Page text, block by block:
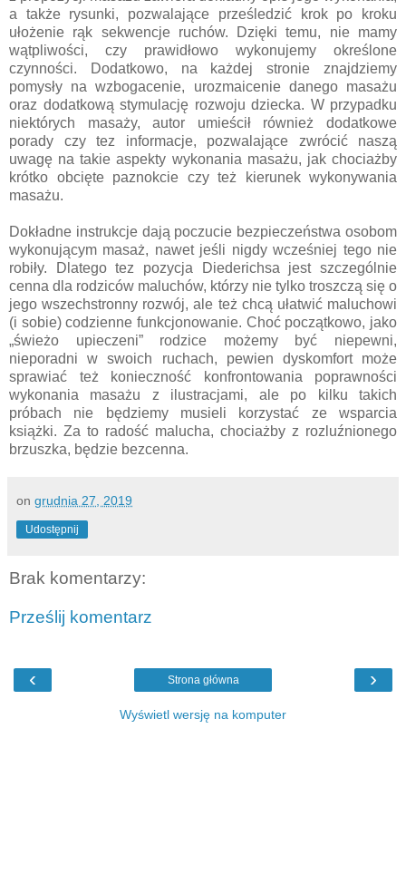
a także rysunki, pozwalające prześledzić krok po kroku
ułożenie rąk sekwencje ruchów. Dzięki temu, nie mamy
wątpliwości, czy prawidłowo wykonujemy określone
czynności. Dodatkowo, na każdej stronie znajdziemy
pomysły na wzbogacenie, urozmaicenie danego masażu
oraz dodatkową stymulację rozwoju dziecka. W przypadku
niektórych masaży, autor umieścił również dodatkowe
porady czy tez informacje, pozwalające zwrócić naszą
uwagę na takie aspekty wykonania masażu, jak chociażby
krótko obcięte paznokcie czy też kierunek wykonywania
masażu.
Dokładne instrukcje dają poczucie bezpieczeństwa osobom
wykonującym masaż, nawet jeśli nigdy wcześniej tego nie
robiły. Dlatego tez pozycja Diederichsa jest szczególnie
cenna dla rodziców maluchów, którzy nie tylko troszczą się o
jego wszechstronny rozwój, ale też chcą ułatwić maluchowi
(i sobie) codzienne funkcjonowanie. Choć początkowo, jako
„świeżo upieczeni” rodzice możemy być niepewni,
nieporadni w swoich ruchach, pewien dyskomfort może
sprawiać też konieczność konfrontowania poprawności
wykonania masażu z ilustracjami, ale po kilku takich
próbach nie będziemy musieli korzystać ze wsparcia
książki. Za to radość malucha, chociażby z rozluźnionego
brzuszka, będzie bezcenna.
on grudnia 27, 2019
Udostępnij
Brak komentarzy:
Prześlij komentarz
‹ ›
Strona główna
Wyświetl wersję na komputer